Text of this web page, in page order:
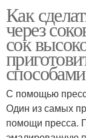
Как
через
сок
С помощью
Один из самых
помощи пресса.